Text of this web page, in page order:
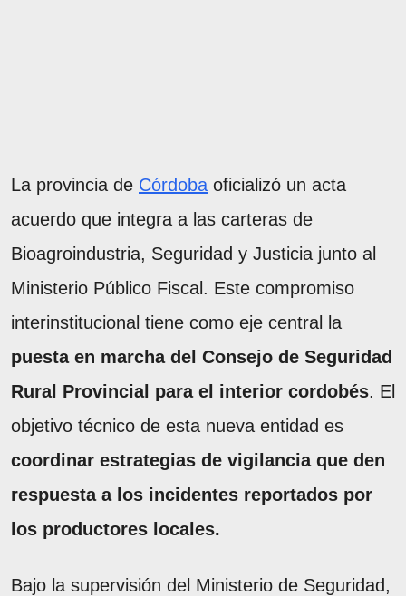
La provincia de Córdoba oficializó un acta
acuerdo que integra a las carteras de
Bioagroindustria, Seguridad y Justicia junto al
Ministerio Público Fiscal. Este compromiso
interinstitucional tiene como eje central la
puesta en marcha del Consejo de Seguridad
Rural Provincial para el interior cordobés. El
objetivo técnico de esta nueva entidad es
coordinar estrategias de vigilancia que den
respuesta a los incidentes reportados por
los productores locales.
Bajo la supervisión del Ministerio de Seguridad,